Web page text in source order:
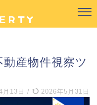
動産物件視察ツ
月13日 / 2026年5月31日